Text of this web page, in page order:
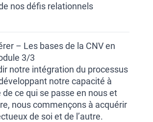
nos défis relationnels
– Les bases de la CNV en
3/3
notre intégration du processus
notre capacité à
ce qui se passe en nous et
nous commençons à acquérir
de soi et de l’autre.